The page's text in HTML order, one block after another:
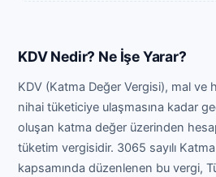
KDV Nedir? Ne İşe Yarar?
KDV (Katma Değer Vergisi), mal ve
nihai tüketiciye ulaşmasına kadar
oluşan katma değer üzerinden
tüketim vergisidir. 3065 sayılı
kapsamında düzenlenen bu vergi,